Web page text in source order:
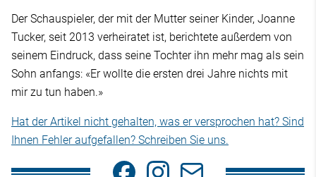
Der Schauspieler, der mit der Mutter seiner Kinder, Joanne
Tucker, seit 2013 verheiratet ist, berichtete außerdem von
seinem Eindruck, dass seine Tochter ihn mehr mag als sein
Sohn anfangs: «Er wollte die ersten drei Jahre nichts mit
mir zu tun haben.»
Hat der Artikel nicht gehalten, was er versprochen hat? Sind
Ihnen Fehler aufgefallen? Schreiben Sie uns.